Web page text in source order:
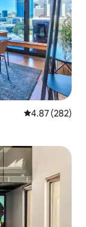
औसत रेटिंग 5 में से
4.87 (282)